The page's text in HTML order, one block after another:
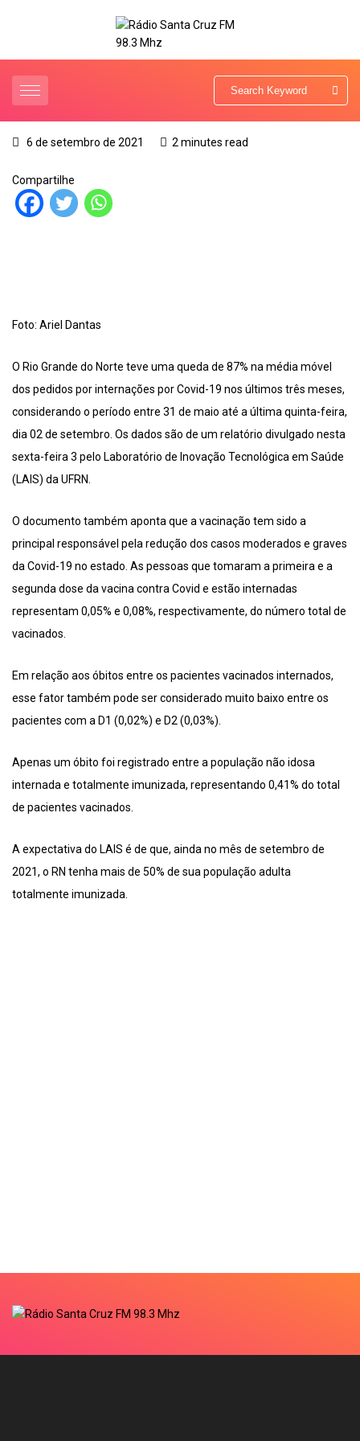
6 de setembro de 2021 2 minutes read
Compartilhe
Foto: Ariel Dantas
O Rio Grande do Norte teve uma queda de 87% na média móvel
dos pedidos por internações por Covid-19 nos últimos três meses,
considerando o período entre 31 de maio até a última quinta-feira,
dia 02 de setembro. Os dados são de um relatório divulgado nesta
sexta-feira 3 pelo Laboratório de Inovação Tecnológica em Saúde
(LAIS) da UFRN.
O documento também aponta que a vacinação tem sido a
principal responsável pela redução dos casos moderados e graves
da Covid-19 no estado. As pessoas que tomaram a primeira e a
segunda dose da vacina contra Covid e estão internadas
representam 0,05% e 0,08%, respectivamente, do número total de
vacinados.
Em relação aos óbitos entre os pacientes vacinados internados,
esse fator também pode ser considerado muito baixo entre os
pacientes com a D1 (0,02%) e D2 (0,03%).
Apenas um óbito foi registrado entre a população não idosa
internada e totalmente imunizada, representando 0,41% do total
de pacientes vacinados.
A expectativa do LAIS é de que, ainda no mês de setembro de
2021, o RN tenha mais de 50% de sua população adulta
totalmente imunizada.